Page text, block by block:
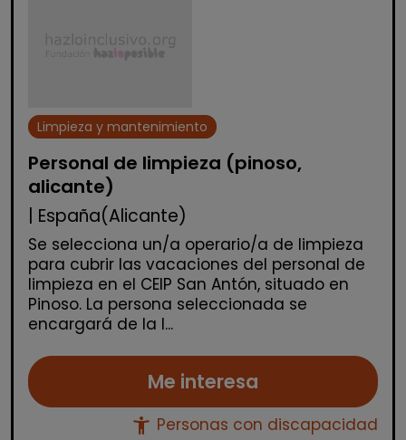
Limpieza y mantenimiento
Personal de limpieza (pinoso,
alicante)
| España(Alicante)
Se selecciona un/a operario/a de limpieza
para cubrir las vacaciones del personal de
limpieza en el CEIP San Antón, situado en
Pinoso. La persona seleccionada se
encargará de la l...
Me interesa
accessibility_new Personas con discapacidad